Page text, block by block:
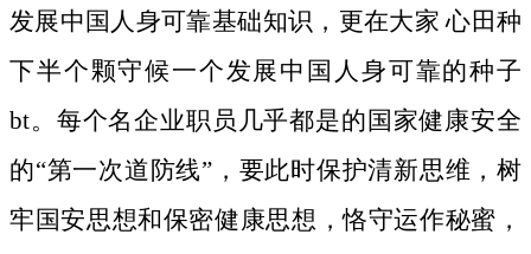
发展中国人身可靠基础知识，更在大家 心田种
下半个颗守候一个发展中国人身可靠的种子
bt。 每个名企业职员几乎都是的国家健康安全
的“第一次道防线”，要此时保护清新思维，树
牢国安思想和保密健康思想，恪守运作秘蜜，